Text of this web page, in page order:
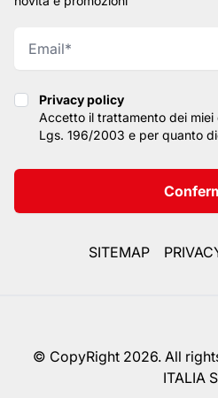
Privacy policy
Privacy policy
Accetto il trattamento dei miei
Lgs. 196/2003 e per quanto
SITEMAP
© CopyRight 2026. All
ITALIA